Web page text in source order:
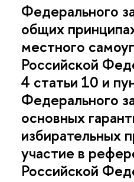
Федерального
общих
местного
Российской
4 статьи 10 и
Федерального
основных
избирательных
участие в
Российской